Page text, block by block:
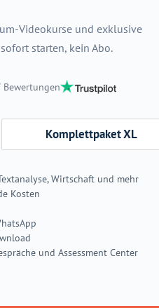
Videokurse und exklusive
starten, kein Abo.
Bewertungen
Komplettpaket XL
Wirtschaft und mehr
Kosten
und Assessment Center